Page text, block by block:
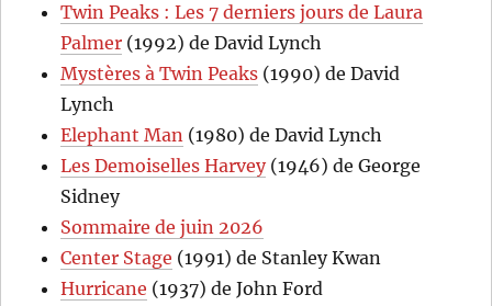
Twin Peaks : Les 7 derniers jours de Laura
Palmer (1992) de David Lynch
Mystères à Twin Peaks (1990) de David
Lynch
Elephant Man (1980) de David Lynch
Les Demoiselles Harvey(1946) de George
Sidney
Sommaire de juin 2026
Center Stage (1991) de Stanley Kwan
Hurricane (1937) de John Ford